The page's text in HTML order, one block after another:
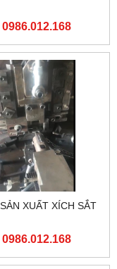
0986.012.168
XUẤT XÍCH SẮT
0986.012.168